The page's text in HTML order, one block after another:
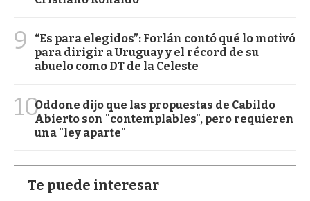
9
“Es para elegidos”: Forlán contó qué lo motivó
para dirigir a Uruguay y el récord de su
abuelo como DT de la Celeste
10Oddone dijo que las propuestas de Cabildo
Abierto son "contemplables", pero requieren
una "ley aparte"
Te puede interesar